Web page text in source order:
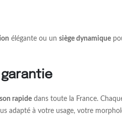
élégante ou un siège dynamique
rapidedans toute la France.
adapté à votre usage, votre